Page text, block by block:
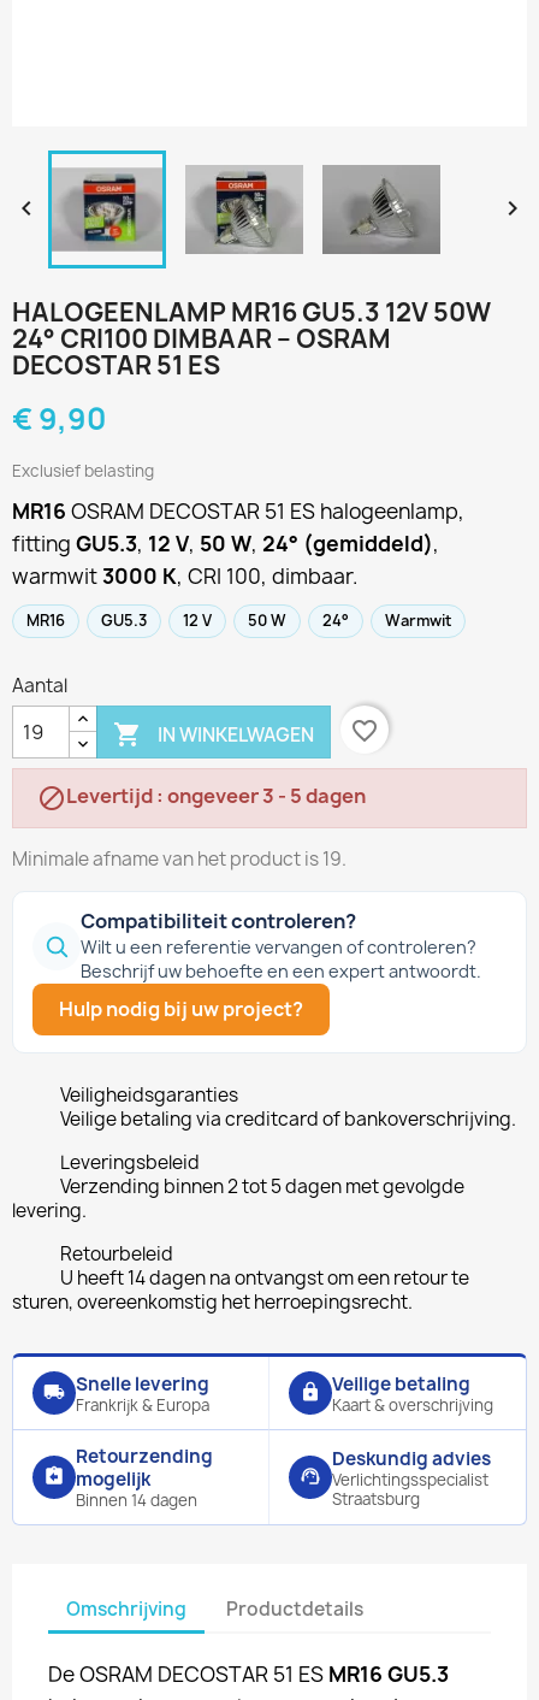
 
HALOGEENLAMP MR16 GU5.3 12V 50W
24° CRI100 DIMBAAR – OSRAM
DECOSTAR 51 ES
€ 9,90
Exclusief belasting
MR16 OSRAM DECOSTAR 51 ES halogeenlamp,
fitting GU5.3, 12 V, 50 W, 24° (gemiddeld),
warmwit3000 K, CRI 100, dimbaar.
MR16 GU5.3 12 V 50 W 24° Warmwit
Aantal
 IN WINKELWAGEN favorite_border
Levertijd : ongeveer 3 - 5 dagen
Minimale afname van het product is 19.
Compatibiliteit controleren?
Wilt u een referentie vervangen of controleren?
Beschrijf uw behoefte en een expert antwoordt.
Hulp nodig bij uw project?
Veiligheidsgaranties
Veilige betaling via creditcard of bankoverschrijving.
Leveringsbeleid
Verzending binnen 2 tot 5 dagen met gevolgde
levering.
Retourbeleid
U heeft 14 dagen na ontvangst om een retour te
sturen, overeenkomstig het herroepingsrecht.
local_shipping Snelle levering
Frankrijk & Europa
lock Veilige betaling
Kaart & overschrijving
assignment_return
Retourzending
mogelijk
Binnen 14 dagen
support_agent
Deskundig advies
Verlichtingsspecialist
Straatsburg
Omschrijving Productdetails
De OSRAM DECOSTAR 51 ES MR16 GU5.3